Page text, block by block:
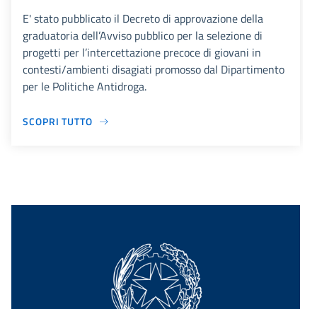
E' stato pubblicato il Decreto di approvazione della
graduatoria dell’Avviso pubblico per la selezione di
progetti per l’intercettazione precoce di giovani in
contesti/ambienti disagiati promosso dal Dipartimento
per le Politiche Antidroga.
SCOPRI TUTTO